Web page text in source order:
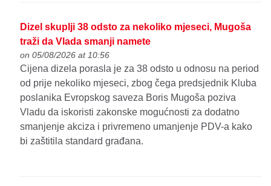
Dizel skuplji 38 odsto za nekoliko mjeseci, Mugoša
traži da Vlada smanji namete
on 05/08/2026 at 10:56
Cijena dizela porasla je za 38 odsto u odnosu na period
od prije nekoliko mjeseci, zbog čega predsjednik Kluba
poslanika Evropskog saveza Boris Mugoša poziva
Vladu da iskoristi zakonske mogućnosti za dodatno
smanjenje akciza i privremeno umanjenje PDV-a kako
bi zaštitila standard građana.